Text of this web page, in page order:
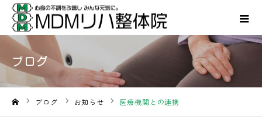
ブログ
ブログ お知らせ 医療機関との連携